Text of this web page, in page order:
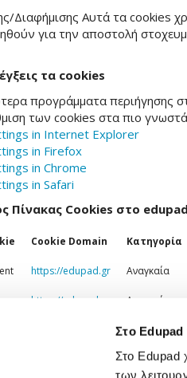
Στο Edupad
Στο Edupad
των
Διαφήμισης Αυτά τα cookies
για την αποστολή
τα cookies
προγράμματα περιήγησης
των cookies στα πιο
in Internet Explorer
in Firefox
in Chrome
in Safari
Πίνακας Cookies στο
Cookie Domain Κατηγορία
https://edupad.gr Αναγκαία
https://edupad.gr Αναγκαία
Στατιστικά
Στατιστικά